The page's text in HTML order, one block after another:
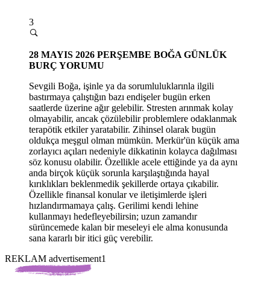
3
28 MAYIS 2026 PERŞEMBE BOĞA GÜNLÜK
BURÇ YORUMU
Sevgili Boğa, işinle ya da sorumluluklarınla ilgili
bastırmaya çalıştığın bazı endişeler bugün erken
saatlerde üzerine ağır gelebilir. Stresten arınmak kolay
olmayabilir, ancak çözülebilir problemlere odaklanmak
terapötik etkiler yaratabilir. Zihinsel olarak bugün
oldukça meşgul olman mümkün. Merkür'ün küçük ama
zorlayıcı açıları nedeniyle dikkatinin kolayca dağılması
söz konusu olabilir. Özellikle acele ettiğinde ya da aynı
anda birçok küçük sorunla karşılaştığında hayal
kırıklıkları beklenmedik şekillerde ortaya çıkabilir.
Özellikle finansal konular ve iletişimlerde işleri
hızlandırmamaya çalış. Gerilimi kendi lehine
kullanmayı hedefleyebilirsin; uzun zamandır
sürüncemede kalan bir meseleyi ele alma konusunda
sana kararlı bir itici güç verebilir.
REKLAM advertisement1